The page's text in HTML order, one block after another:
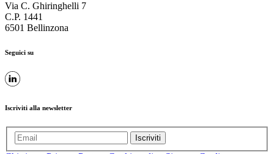
Via C. Ghiringhelli 7
C.P. 1441
6501 Bellinzona
Seguici su
Iscriviti alla newsletter
Iscriviti